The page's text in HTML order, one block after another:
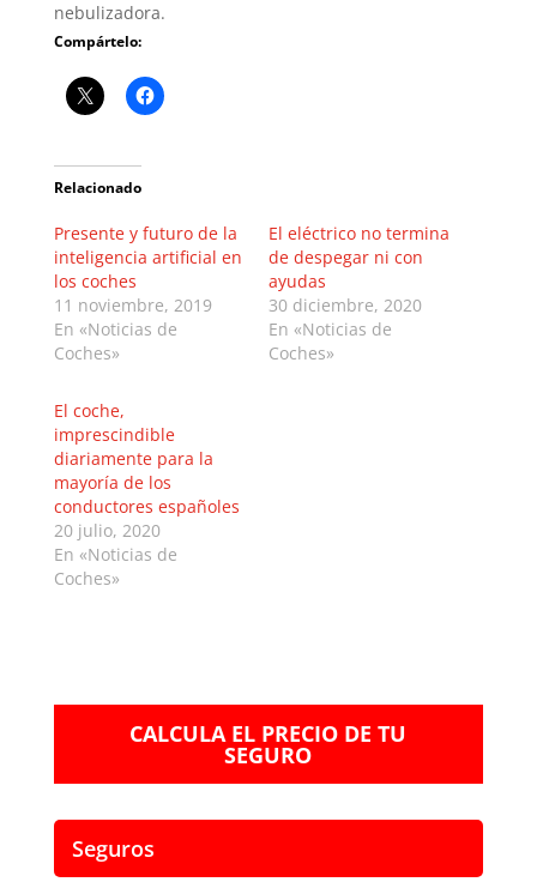
nebulizadora.
Compártelo:
Relacionado
Presente y futuro de la
inteligencia artificial en
los coches
11 noviembre, 2019
En «Noticias de
Coches»
El eléctrico no termina
de despegar ni con
ayudas
30 diciembre, 2020
En «Noticias de
Coches»
El coche,
imprescindible
diariamente para la
mayoría de los
conductores españoles
20 julio, 2020
En «Noticias de
Coches»
CALCULA EL PRECIO DE TU
SEGURO
Seguros